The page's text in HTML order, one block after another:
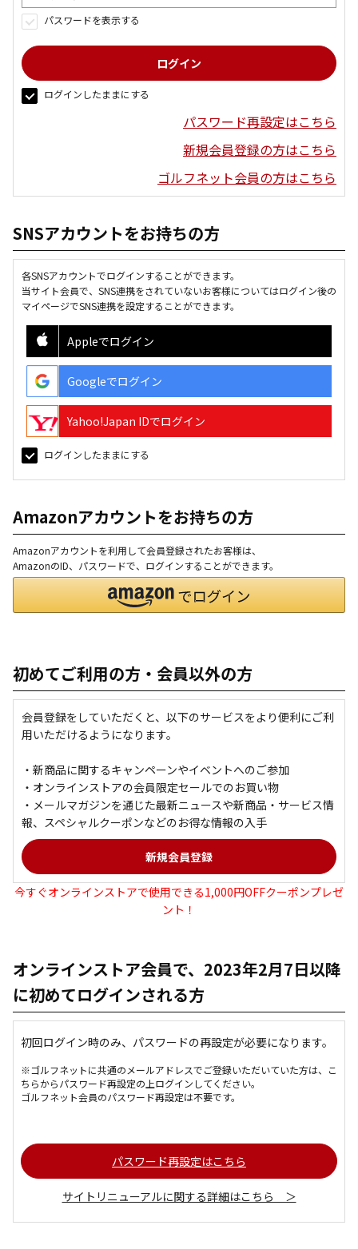
パスワードを表示する
ログインしたままにする
パスワード再設定はこちら
新規会員登録の方はこちら
ゴルフネット会員の方はこちら
SNSアカウントをお持ちの方
各SNSアカウントでログインすることができます。
当サイト会員で、SNS連携をされていないお客様についてはログイン後の
マイページでSNS連携を設定することができます。
Appleでログイン
Googleでログイン
Yahoo!Japan IDでログイン
ログインしたままにする
Amazonアカウントをお持ちの方
Amazonアカウントを利用して会員登録されたお客様は、
AmazonのID、パスワードで、ログインすることができます。
初めてご利用の方・会員以外の方
会員登録をしていただくと、以下のサービスをより便利にご利
用いただけるようになります。
・新商品に関するキャンペーンやイベントへのご参加
・オンラインストアの会員限定セールでのお買い物
・メールマガジンを通じた最新ニュースや新商品・サービス情
報、スペシャルクーポンなどのお得な情報の入手
今すぐオンラインストアで使用できる1,000円OFFクーポンプレゼ
ント！
オンラインストア会員で、2023年2月7日以降
に初めてログインされる方
初回ログイン時のみ、パスワードの再設定が必要になります。
※ゴルフネットに共通のメールアドレスでご登録いただいていた方は、こ
ちらからパスワード再設定の上ログインしてください。
ゴルフネット会員のパスワード再設定は不要です。
パスワード再設定はこちら
サイトリニューアルに関する詳細はこちら ＞